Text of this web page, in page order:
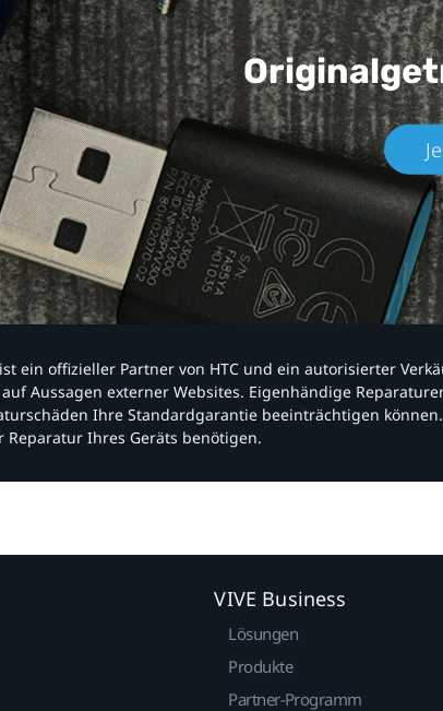
ein offizieller Partner von HTC und ein autorisierter
auf Aussagen externer Websites. Eigenhändige
Ihre Standardgarantie beeinträchtigen
Reparatur Ihres Geräts benötigen.​
VIVE Business
Lösungen
Produkte
Partner-Programm